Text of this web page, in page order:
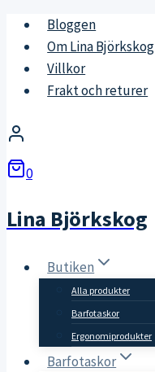
Skip
content
Bloggen
Om Lina Björkskog
Villkor
Frakt och returer
0
Lina Björkskog
Butiken
Alla produkter
Barfotaskor
Ergonomiprodukter
Barfotaskor